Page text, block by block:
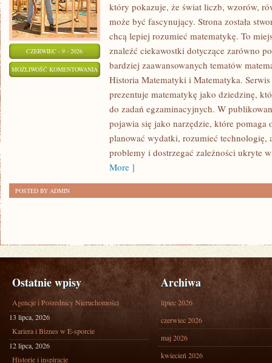
CZERWIEC - 9 - 2026
MOŻLIWOŚĆ KOMENTOWANIA MATEMATYKA
EGZAMINIE
który pokazuje, że świat liczb, wzorów,
może być fascynujący. Strona została
chcą lepiej rozumieć matematykę. To
znaleźć ciekawostki dotyczące zarówno
bardziej zaawansowanych tematów
Historia Matematyki i Matematyka.
prezentuje matematykę jako dziedzinę,
do zadań egzaminacyjnych. W
pojawia się jako narzędzie, które pomaga
planować wydatki, rozumieć technologię,
problemy i dostrzegać zależności ukryte
More ]
POSTED BY ADMIN
Ostatnie wpisy
Agencje i Pośrednicy Nieruchomości
13 lipca, 2026
Kariera i Biznes w E-sporcie
12 lipca, 2026
Historie i inspiracje
Archiwa
lipiec 2026
czerwiec 2026
maj 2026
kwiecień 2026